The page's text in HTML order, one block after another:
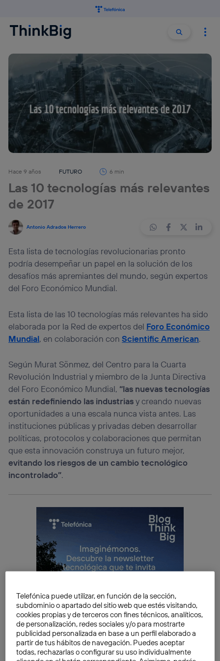
Buscar
Hace 9 años FUTURO 6 min
Las 10 tecnologías más relevantes
de 2017
Antonio Adrados Herrero
Esta lista de tecnologías revolucionarias pronto
podría desempeñar un papel en la solución de los
desafíos más apremiantes del mundo, según expertos
del Foro Económico Mundial.
Esta lista de las 10 tecnologías más relevantes ha sido
elaborada por la Red de expertos del Foro Económico
Mundial, en colaboración conScientific American.
Según Murat Sönmez, del Centro para la Cuarta
Revolución Industrial y miembro de la Junta Directiva
del Foro Económico Mundial, “las nuevas tecnologías
están redefiniendo las industriasy creando nuevas
oportunidades a una escala nunca vista antes. Las
instituciones públicas y privadas deben desarrollar
políticas, protocolos y colaboraciones que permitan
que esta innovación construya un futuro mejor,
evitando los riesgos de un cambio tecnológico
incontrolado”.
Telefónica puede utilizar, en función de la sección,
subdominio o apartado del sitio web que estés visitando,
cookies propias y de terceros con fines técnicos, analíticos,
de personalización, redes sociales y/o para mostrarte
publicidad personalizada en base a un perfil elaborado a
partir de tus hábitos de navegación. Puedes aceptar
todas, rechazarlas o configurar su uso individualmente